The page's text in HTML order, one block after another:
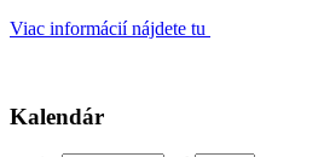
Viac informácií nájdete tu
Kalendár